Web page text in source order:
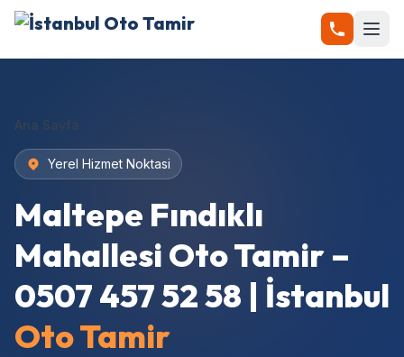
Ana Sayfa
Yerel Hizmet Noktasi
Maltepe Fındıklı
Mahallesi Oto Tamir –
0507 457 52 58 | İstanbul
Oto Tamir